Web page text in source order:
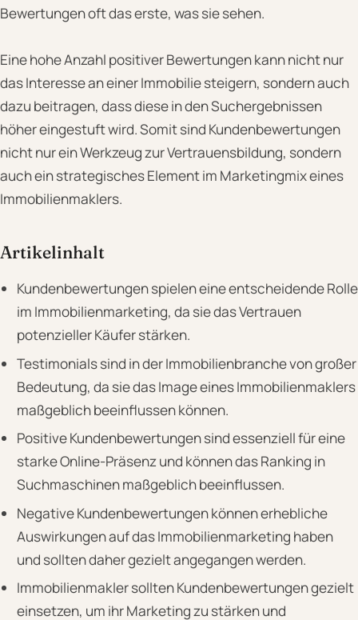
Bewertungen oft das erste, was sie sehen.
Eine hohe Anzahl positiver Bewertungen kann nicht nur
das Interesse an einer Immobilie steigern, sondern auch
dazu beitragen, dass diese in den Suchergebnissen
höher eingestuft wird. Somit sind Kundenbewertungen
nicht nur ein Werkzeug zur Vertrauensbildung, sondern
auch ein strategisches Element im Marketingmix eines
Immobilienmaklers.
Artikelinhalt
Kundenbewertungen spielen eine entscheidende Rolle
im Immobilienmarketing, da sie das Vertrauen
potenzieller Käufer stärken.
Testimonials sind in der Immobilienbranche von großer
Bedeutung, da sie das Image eines Immobilienmaklers
maßgeblich beeinflussen können.
Positive Kundenbewertungen sind essenziell für eine
starke Online-Präsenz und können das Ranking in
Suchmaschinen maßgeblich beeinflussen.
Negative Kundenbewertungen können erhebliche
Auswirkungen auf das Immobilienmarketing haben
und sollten daher gezielt angegangen werden.
Immobilienmakler sollten Kundenbewertungen gezielt
einsetzen, um ihr Marketing zu stärken und